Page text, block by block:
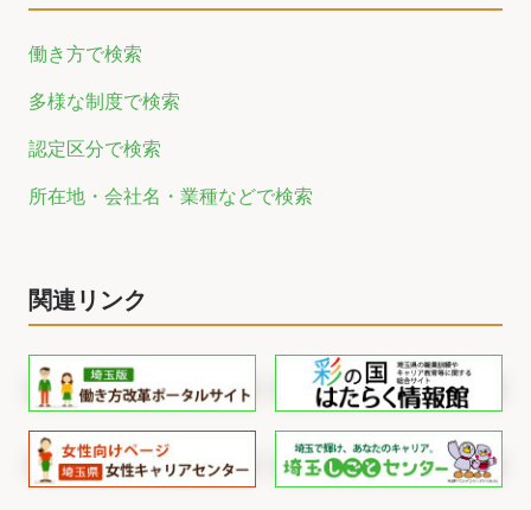
働き方で検索
多様な制度で検索
認定区分で検索
所在地・会社名・業種などで検索
関連リンク